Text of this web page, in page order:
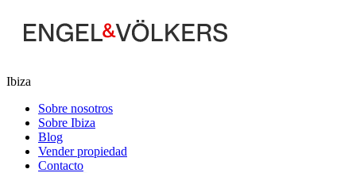
Ibiza
Sobre nosotros
Sobre Ibiza
Blog
Vender propiedad
Contacto